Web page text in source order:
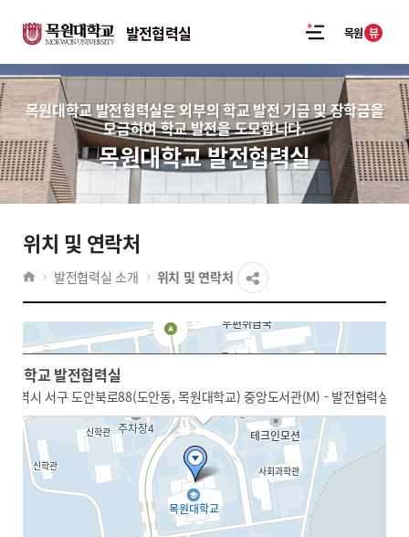
발전협력실 목원 뷰
목원대학교 발전협력실은 외부의 학교 발전 기금 및 장학금을
모금하여 학교 발전을 도모합니다.
목원대학교 발전협력실
위치 및 연락처
발전협력실 소개 위치 및 연락처
대학교 발전협력실
광역시 서구 도안북로88(도안동, 목원대학교) 중앙도서관(M) - 발전협력실
대학교 발전협력실
광역시 서구 도안북로88(도안동, 목원대학교) 중앙도서관(M) - 발전협력실